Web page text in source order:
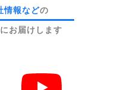
情報などの
お届けします